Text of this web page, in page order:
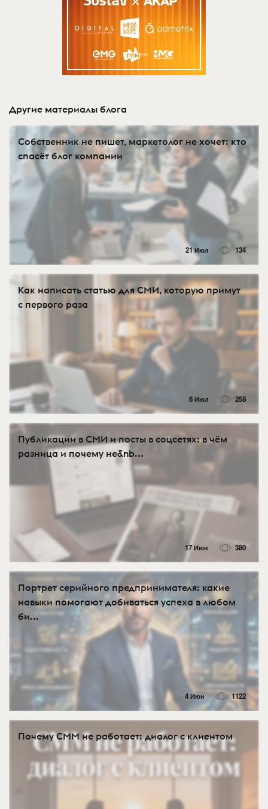
Другие материалы блога
Собственник не пишет, маркетолог не хочет: кто
спасёт блог компании
21 Июл 134
Как написать статью для СМИ, которую примут
с первого раза
6 Июл 258
Публикации в СМИ и посты в соцсетях: в чём
разница и почему не&nb...
17 Июн 380
Портрет серийного предпринимателя: какие
навыки помогают добиваться успеха в любом
би...
4 Июн 1122
Почему СММ не работает: диалог с клиентом